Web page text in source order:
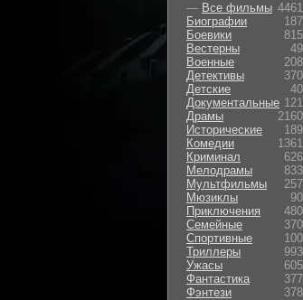
— Все фильмы
Биографии
Боевики
Вестерны
Военные
Детективы
Детские
Документальные
Драмы
Исторические
Комедии
Криминал
Мелодрамы
Мультфильмы
Мюзиклы
Приключения
Семейные
Cпортивные
Триллеры
Ужасы
Фантастика
Фэнтези